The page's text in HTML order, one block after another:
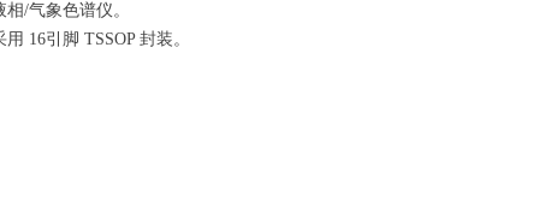
/气象色谱仪。
16引脚 TSSOP 封装。